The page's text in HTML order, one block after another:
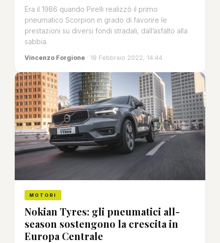
Era il 1986 quando Pirelli realizzò il primo
pneumatico Scorpion in grado di favorire le
prestazioni su diversi fondi stradali, dall’asfalto alla
sabbia.
Vincenzo Forgione · 18 Febbraio 2022, 14:44
MOTORI
Nokian Tyres: gli pneumatici all-
season sostengono la crescita in
Europa Centrale